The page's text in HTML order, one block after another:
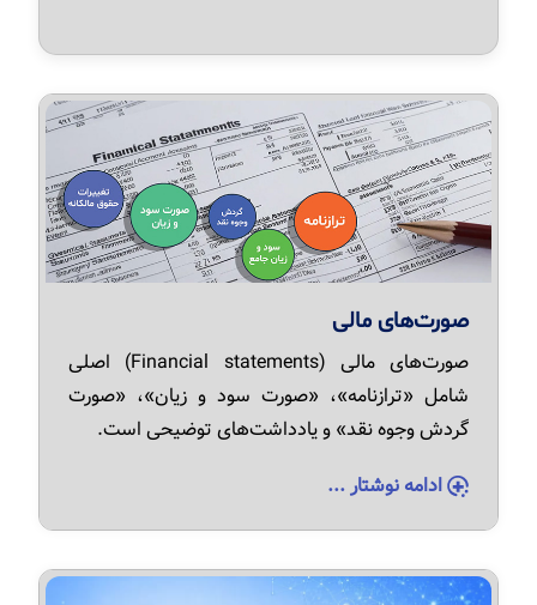
صورت‌های مالی
صورت‌های مالی (Financial statements) اصلی
شامل «ترازنامه»، «صورت سود و زیان»، «صورت
گردش وجوه نقد» و یادداشت‌های توضیحی است.
ادامه نوشتار ...